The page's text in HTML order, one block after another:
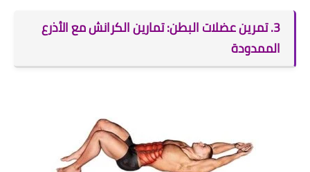
3. تمرين عضلات البطن: تمارين الكرانش مع الأذرع
الممدودة